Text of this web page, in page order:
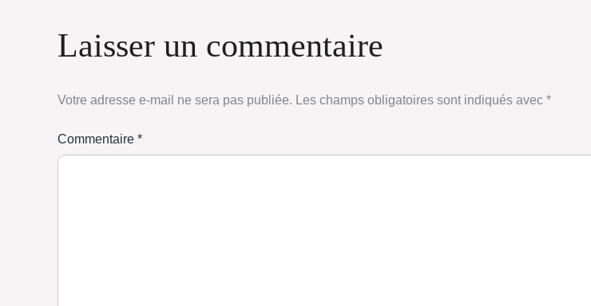
Laisser un commentaire
Votre adresse e-mail ne sera pas publiée. Les champs obligatoires sont indiqués avec *
Commentaire *